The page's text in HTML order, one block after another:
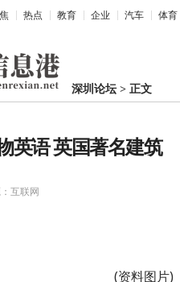
热点 教育 企业 汽车 体育
深圳论坛> 正文
英语 英国著名建筑
互联网
(资料图片)